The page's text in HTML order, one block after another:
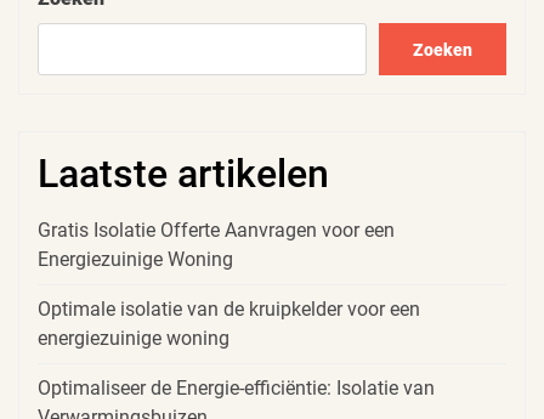
Zoeken
Laatste artikelen
Gratis Isolatie Offerte Aanvragen voor een
Energiezuinige Woning
Optimale isolatie van de kruipkelder voor een
energiezuinige woning
Optimaliseer de Energie-efficiëntie: Isolatie van